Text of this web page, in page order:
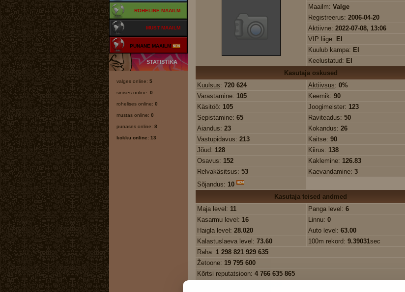
ROHELINE MAAILM
MUST MAAILM
PUNANE MAAILM
STATISTIKA
valges online: 5
sinises online: 0
rohelises online: 0
mustas online: 0
punases online: 8
kokku online: 13
Maailm: Valge
Registreerus: 2006-04-20
Aktiivne: 2022-07-08, 13:06
VIP liige: EI
Kuulub kampa: EI
Keelustatud: EI
Kasutaja oskused
Kuulsus: 720 624 Aktiivsus: 0%
Varastamine: 105 Keemik: 90
Käsitöö: 105 Joogimeister: 123
Sepistamine: 65 Raviteadus: 50
Aiandus: 23 Kokandus: 26
Vastupidavus: 213 Kaitse: 90
Jõud: 128 Kiirus: 138
Osavus: 152 Kaklemine: 126.83
Relvakäsitsus: 53 Kaevandamine: 3
Sõjandus: 10
Kasutaja teised andmed
Maja level: 11 Panga level: 6
Kasarmu level: 16 Linnu: 0
Haigla level: 28.020 Auto level: 63.00
Kalastuslaeva level: 73.60 100m rekord: 9.39031sec
Raha: 1 298 821 929 635
Žetoone: 19 795 600
Kõrtsi reputatsioon: 4 766 635 865